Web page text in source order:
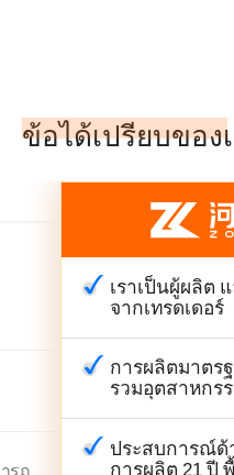
ข้อได้เปรียบของ
รถ
เราเป็นผู้ผลิต
จากเทรดเดอร์
การผลิตมาตร
รวมอุตสาหกร
ประสบการณ์ด้
การผลิต 21 ปี